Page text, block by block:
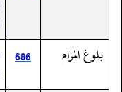
بلوغ المرام
686